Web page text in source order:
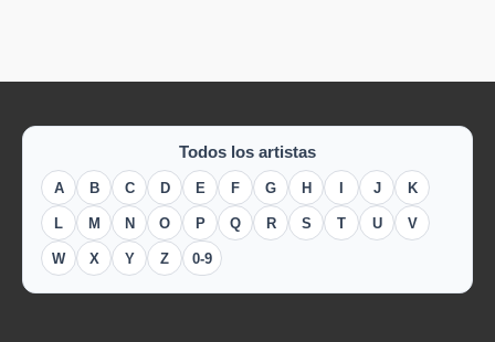
Todos los artistas
A B C D E F G H J K
L M N O P Q R S T U V
W X Y Z 0-9